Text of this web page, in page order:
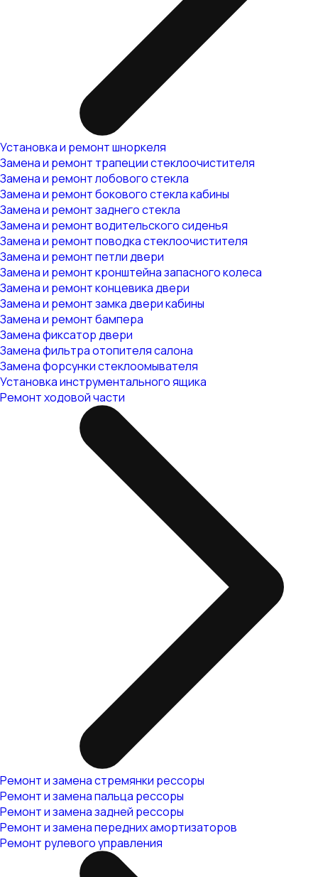
Установка и ремонт шноркеля
Замена и ремонт трапеции стеклоочистителя
Замена и ремонт лобового стекла
Замена и ремонт бокового стекла кабины
Замена и ремонт заднего стекла
Замена и ремонт водительского сиденья
Замена и ремонт поводка стеклоочистителя
Замена и ремонт петли двери
Замена и ремонт кронштейна запасного колеса
Замена и ремонт концевика двери
Замена и ремонт замка двери кабины
Замена и ремонт бампера
Замена фиксатор двери
Замена фильтра отопителя салона
Замена форсунки стеклоомывателя
Установка инструментального ящика
Ремонт ходовой части
Ремонт и замена стремянки рессоры
Ремонт и замена пальца рессоры
Ремонт и замена задней рессоры
Ремонт и замена передних амортизаторов
Ремонт рулевого управления